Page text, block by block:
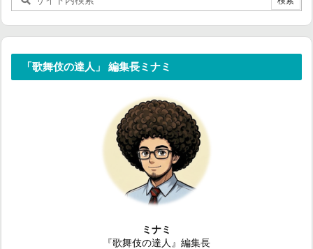
「歌舞伎の達人」 編集長ミナミ
ミナミ
『歌舞伎の達人』編集長